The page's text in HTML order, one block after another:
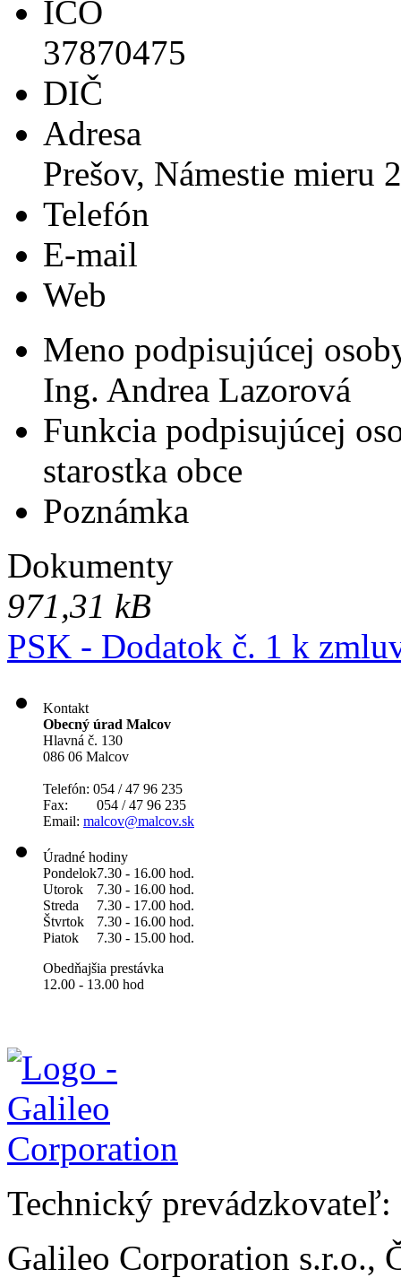
IČO
37870475
DIČ
Adresa
Prešov, Námestie mieru 2
Telefón
E-mail
Web
Meno podpisujúcej
Ing. Andrea Lazorová
Funkcia podpisujúcej
starostka obce
Poznámka
Dokumenty
971,31 kB
PSK - Dodatok č. 1 k
Kontakt
Obecný úrad Malcov
Hlavná č. 130
086 06 Malcov
Telefón: 054 / 47 96 235
Fax: 054 / 47 96 235
Email: malcov@malcov.sk
Úradné hodiny
Pondelok7.30 - 16.00 hod.
Utorok
7.30 - 16.00 hod.
Streda
7.30 - 17.00 hod.
Štvrtok
7.30 - 16.00 hod.
Piatok
7.30 - 15.00 hod.
Obedňajšia prestávka
12.00 - 13.00 hod
Technický prevádzkovateľ:
Galileo Corporation s.r.o.,